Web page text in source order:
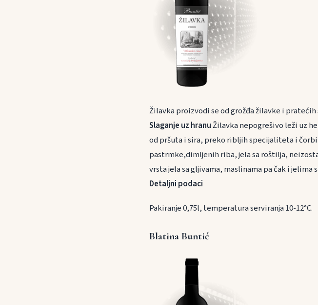
Žilavka proizvodi se od grožđa žilavke i
Slaganje uz hranuŽilavka nepogrešivo leži uz
od pršuta i sira, preko ribljih specijaliteta i čorbi
pastrmke,dimljenih riba, jela sa roštilja,
vrsta jela sa gljivama, maslinama pa čak i jelima
Detaljni podaci
Pakiranje 0,75l, temperatura serviranja 10-12°C.
Blatina Buntić